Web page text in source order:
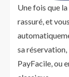
Une fois que
rassuré, et
sa
PayFacile, ou